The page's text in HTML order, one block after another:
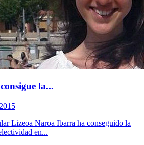
la...
Lizeoa Naroa Ibarra ha conseguido la
en...